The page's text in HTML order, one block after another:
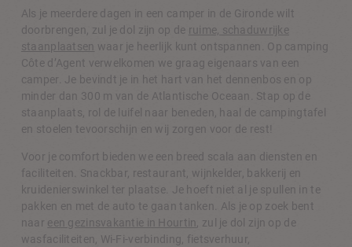
Als je meerdere dagen in een camper in de Gironde wilt
doorbrengen, zul je dol zijn op de ruime, schaduwrijke
staanplaatsen waar je heerlijk kunt ontspannen. Op camping
Côte d’Agent verwelkomen we graag eigenaars van een
camper. Je bevindt je in het hart van het dennenbos en op
minder dan 300 m van de Atlantische Oceaan. Stap op de
staanplaats, rol de luifel naar beneden, haal de campingtafel
en stoelen tevoorschijn en wij zorgen voor de rest!
Voor je comfort bieden we een breed scala aan diensten en
faciliteiten. Snackbar, restaurant, wijnkelder, bakkerij en
kruidenierswinkel ter plaatse. Je hoeft niet al je spullen in te
pakken en met de auto te gaan tanken. Als je op zoek bent
naar een gezinsvakantie in Hourtin , zul je dol zijn op de
wasfaciliteiten, Wi-Fi-verbinding, fietsverhuur,